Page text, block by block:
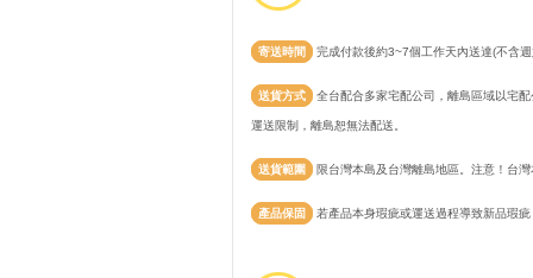
寄送時間 完成付款後約3~7個工作天內送達(不含
送貨方式 全台配合多家宅配公司，離島區域以宅
運送限制，離島恕無法配送。
送貨範圍 限台灣本島及台灣離島地區。注意！台
產品保固 若產品本身瑕疵或運送過程導致新品瑕